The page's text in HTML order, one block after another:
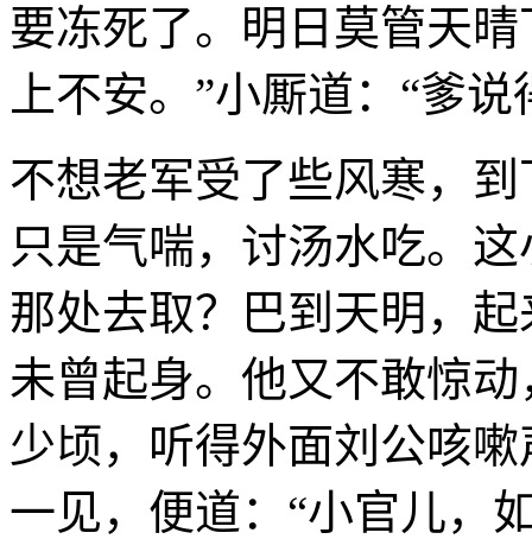
要冻死了。明日莫管天
上不安。”小厮道：“爹
不想老军受了些风寒，
只是气喘，讨汤水吃。
那处去取？巴到天明，
未曾起身。他又不敢惊
少顷，听得外面刘公咳
一见，便道：“小官儿，